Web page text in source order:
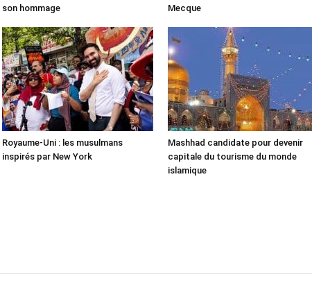
son hommage
Mecque
Royaume-Uni : les musulmans
inspirés par New York
Mashhad candidate pour devenir
capitale du tourisme du monde
islamique